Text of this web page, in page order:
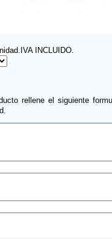
INCLUIDO.
rellene el siguiente